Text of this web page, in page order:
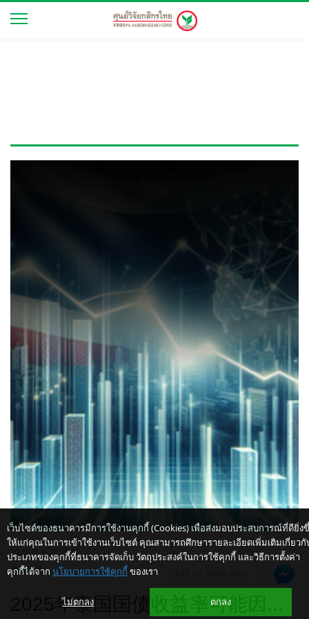
2025 年 4 月 29 日
金融市场
2025年泰国国债收益率可能因...
เว็บไซต์ของธนาคารมีการใช้งานคุกกี้ (Cookies) เพื่อส่งมอบประสบการณ์ที่ดียิ่ง
ให้แก่คุณในการเข้าใช้งานเว็บไซต์ คุณสามารถศึกษารายละเอียดเพิ่มเติมเกี่ยวกั
ประเภทของคุกกี้ที่ธนาคารจัดเก็บ วัตถุประสงค์ในการใช้คุกกี้ และวิธีการตั้งค่า
คุกกี้ได้จาก นโยบายการใช้คุกกี้ ของเรา
ไม่ตกลง ตกลง